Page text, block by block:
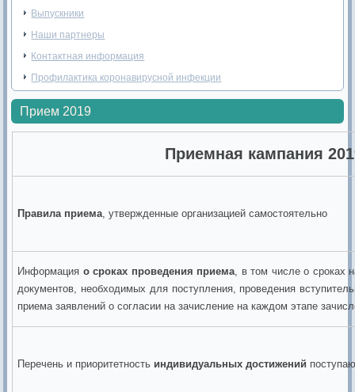
Выпускники
Наши партнеры
Контактная информация
Профилактика коронавирусной инфекции
Прием 2019
Приемная кампания
Правила приема, утвержденные организацией самостоятельно
Информация о сроках проведения приема, в том числе о сроках
документов, необходимых для поступления, проведения
приема заявлений о согласии на зачисление на каждом этапе
Перечень и приоритетность индивидуальных достижений